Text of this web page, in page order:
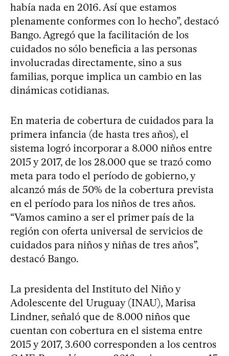
había nada en 2016. Así que estamos
plenamente conformes con lo hecho”, destacó
Bango. Agregó que la facilitación de los
cuidados no sólo beneficia a las personas
involucradas directamente, sino a sus
familias, porque implica un cambio en las
dinámicas cotidianas.
En materia de cobertura de cuidados para la
primera infancia (de hasta tres años), el
sistema logró incorporar a 8.000 niños entre
2015 y 2017, de los 28.000 que se trazó como
meta para todo el período de gobierno, y
alcanzó más de 50% de la cobertura prevista
en el período para los niños de tres años.
“Vamos camino a ser el primer país de la
región con oferta universal de servicios de
cuidados para niños y niñas de tres años”,
destacó Bango.
La presidenta del Instituto del Niño y
Adolescente del Uruguay (INAU), Marisa
Lindner, señaló que de 8.000 niños que
cuentan con cobertura en el sistema entre
2015 y 2017, 3.600 corresponden a los centros